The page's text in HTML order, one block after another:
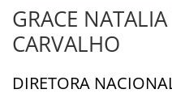
GRACE
CARVALHO
DIRETORA